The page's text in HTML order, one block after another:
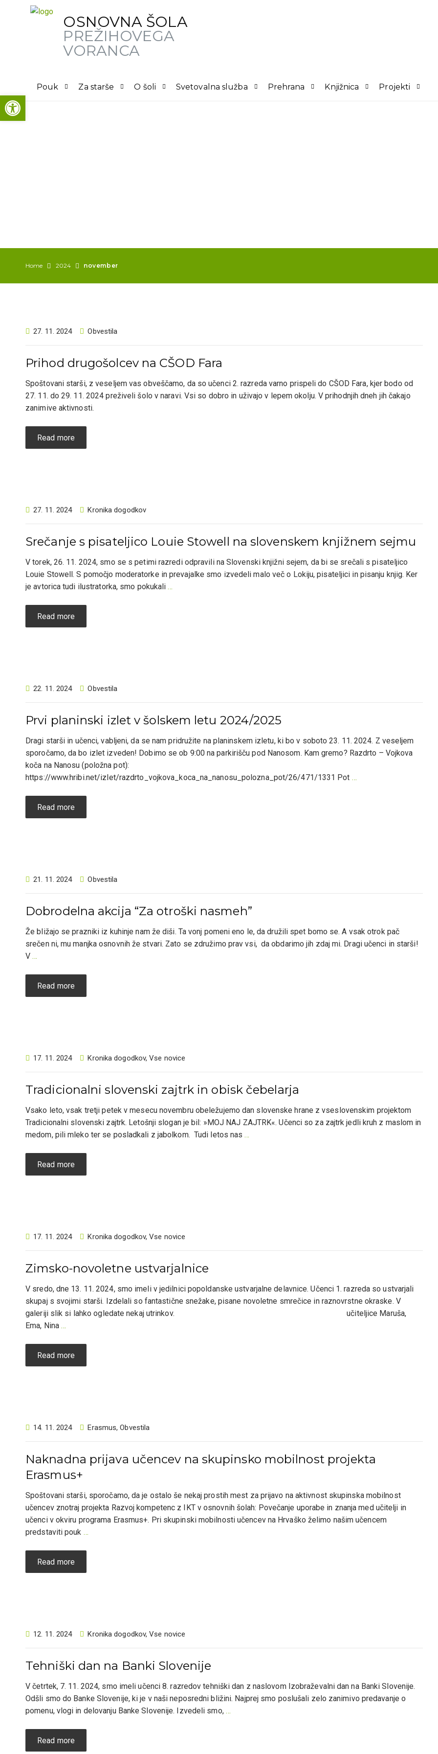
OSNOVNA ŠOLA
PREŽIHOVEGA
VORANCA
Pouk Za starše O šoli Svetovalna služba Prehrana Knjižnica Projekti
Home 2024 november
27. 11. 2024 Obvestila
Prihod drugošolcev na CŠOD Fara
Spoštovani starši, z veseljem vas obveščamo, da so učenci 2. razreda varno prispeli do CŠOD Fara, kjer bodo od
27. 11. do 29. 11. 2024 preživeli šolo v naravi. Vsi so dobro in uživajo v lepem okolju. V prihodnjih dneh jih čakajo
zanimive aktivnosti.
Read more
27. 11. 2024 Kronika dogodkov
Srečanje s pisateljico Louie Stowell na slovenskem knjižnem sejmu
V torek, 26. 11. 2024, smo se s petimi razredi odpravili na Slovenski knjižni sejem, da bi se srečali s pisateljico
Louie Stowell. S pomočjo moderatorke in prevajalke smo izvedeli malo več o Lokiju, pisateljici in pisanju knjig. Ker
je avtorica tudi ilustratorka, smo pokukali…
Read more
22. 11. 2024 Obvestila
Prvi planinski izlet v šolskem letu 2024/2025
Dragi starši in učenci, vabljeni, da se nam pridružite na planinskem izletu, ki bo v soboto 23. 11. 2024. Z veseljem
sporočamo, da bo izlet izveden! Dobimo se ob 9:00 na parkirišču pod Nanosom. Kam gremo? Razdrto – Vojkova
koča na Nanosu (položna pot):
https://www.hribi.net/izlet/razdrto_vojkova_koca_na_nanosu_polozna_pot/26/471/1331 Pot …
Read more
21. 11. 2024 Obvestila
Dobrodelna akcija “Za otroški nasmeh”
Že bližajo se prazniki iz kuhinje nam že diši. Ta vonj pomeni eno le, da družili spet bomo se. A vsak otrok pač
srečen ni, mu manjka osnovnih že stvari. Zato se združimo prav vsi, da obdarimo jih zdaj mi. Dragi učenci in starši!
V…
Read more
17. 11. 2024 Kronika dogodkov,Vse novice
Tradicionalni slovenski zajtrk in obisk čebelarja
Vsako leto, vsak tretji petek v mesecu novembru obeležujemo dan slovenske hrane z vseslovenskim projektom
Tradicionalni slovenski zajtrk. Letošnji slogan je bil: »MOJ NAJ ZAJTRK«. Učenci so za zajtrk jedli kruh z maslom in
medom, pili mleko ter se posladkali z jabolkom. Tudi letos nas…
Read more
17. 11. 2024 Kronika dogodkov,Vse novice
Zimsko-novoletne ustvarjalnice
V sredo, dne 13. 11. 2024, smo imeli v jedilnici popoldanske ustvarjalne delavnice. Učenci 1. razreda so ustvarjali
skupaj s svojimi starši. Izdelali so fantastične snežake, pisane novoletne smrečice in raznovrstne okraske. V
galeriji slik si lahko ogledate nekaj utrinkov. učiteljice Maruša,
Ema, Nina …
Read more
14. 11. 2024 Erasmus,Obvestila
Naknadna prijava učencev na skupinsko mobilnost projekta
Erasmus+
Spoštovani starši, sporočamo, da je ostalo še nekaj prostih mest za prijavo na aktivnost skupinska mobilnost
učencev znotraj projekta Razvoj kompetenc z IKT v osnovnih šolah: Povečanje uporabe in znanja med učitelji in
učenci v okviru programa Erasmus+. Pri skupinski mobilnosti učencev na Hrvaško želimo našim učencem
predstaviti pouk …
Read more
12. 11. 2024 Kronika dogodkov,Vse novice
Tehniški dan na Banki Slovenije
V četrtek, 7. 11. 2024, smo imeli učenci 8. razredov tehniški dan z naslovom Izobraževalni dan na Banki Slovenije.
Odšli smo do Banke Slovenije, ki je v naši neposredni bližini. Najprej smo poslušali zelo zanimivo predavanje o
pomenu, vlogi in delovanju Banke Slovenije. Izvedeli smo, …
Read more
Open toolbar